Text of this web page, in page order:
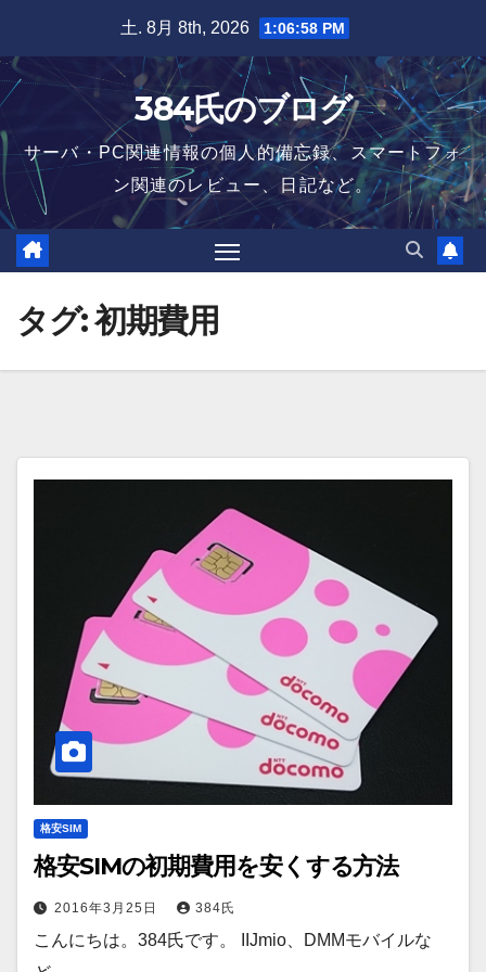
content
土. 8月 8th, 2026 1:06:59 PM
384氏のブログ
サーバ・PC関連情報の個人的備忘録、スマートフォ
ン関連のレビュー、日記など。
タグ:初期費用
格安SIM
格安SIMの初期費用を安くする方法
2016年3月25日 384氏
こんにちは。384氏です。 IIJmio、DMMモバイルな